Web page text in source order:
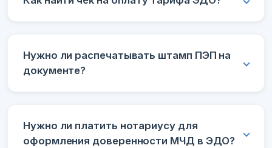
Нужно ли распечатывать штамп ПЭП на
документе?
Нужно ли платить нотариусу для
оформления доверенности МЧД в ЭДО?